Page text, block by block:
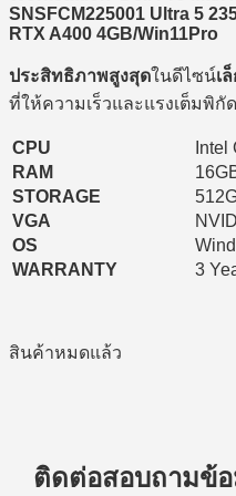
SNSFCM225001 Ultra 5
RTX A400 4GB/Win11Pro
ประสิทธิภาพสูงสุดในดีไซน์เ
ที่ให้ความเร็วและแรงเต็มพิกั
CPU
RAM
STORAGE
VGA
OS
WARRANTY
3
สินค้าหมดแล้ว
ติดต่อสอบถามข้